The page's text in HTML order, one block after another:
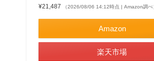
¥21,487
（2026/08/06 14:12時点 | Amazon調べ
Amazon
楽天市場